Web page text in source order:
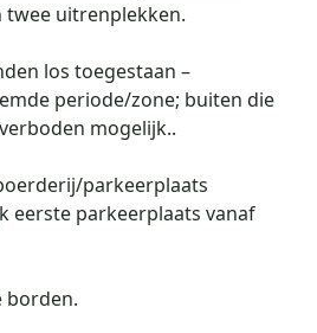
twee uitrenplekken.
los toegestaan –
periode/zone; buiten die
mogelijk..
parkeerplaats
eerste parkeerplaats vanaf
borden.